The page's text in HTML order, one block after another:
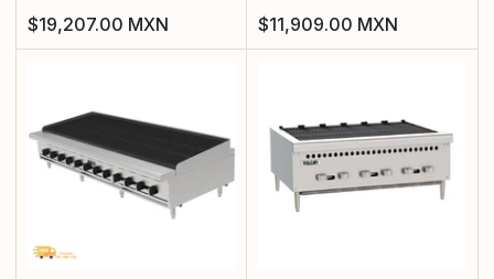
Precio
regular
$19,207.00 MXN
Precio
regular
$11,909.00 MXN